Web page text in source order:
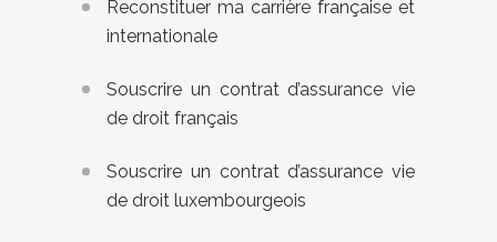
Reconstituer ma carrière française et
internationale
Souscrire un contrat d’assurance vie
de droit français
Souscrire un contrat d’assurance vie
de droit luxembourgeois